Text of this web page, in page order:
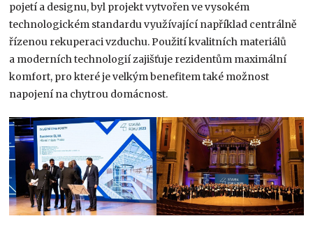
pojetí a designu, byl projekt vytvořen ve vysokém
technologickém standardu využívající například centrálně
řízenou rekuperaci vzduchu. Použití kvalitních materiálů
a moderních technologií zajišťuje rezidentům maximální
komfort, pro které je velkým benefitem také možnost
napojení na chytrou domácnost.